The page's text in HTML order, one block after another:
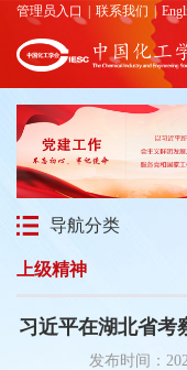
管理员入口 联系我们 |
导航分类
上级精神
习近平在湖北省考
发布时间：